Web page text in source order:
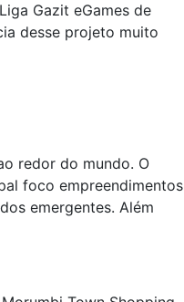
Gazit eGames de
desse projeto muito
redor do mundo. O
foco empreendimentos
emergentes. Além